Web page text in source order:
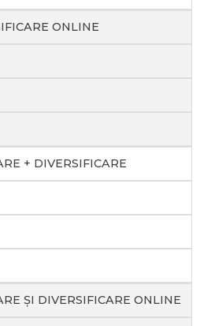
ONLINE
+ DIVERSIFICARE
ȘI DIVERSIFICARE ONLINE